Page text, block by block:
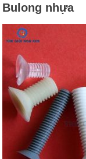
Bulong nhựa